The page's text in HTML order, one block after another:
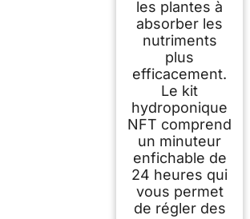
les plantes à
absorber les
nutriments
plus
efficacement.
Le kit
hydroponique
NFT comprend
un minuteur
enfichable de
24 heures qui
vous permet
de régler des